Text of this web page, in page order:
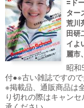
=ド
ター
荒川
田研
イよ
麗市
昭和
付●※古い雑誌ですの
※掲載品、通販商品は
り切れの際はキャン